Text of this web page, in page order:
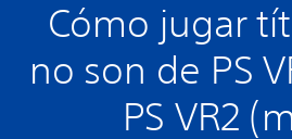
Cómo jugar
no son de PS
PS VR2